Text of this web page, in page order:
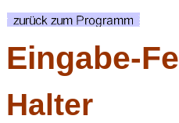
Eingabe-
Halter